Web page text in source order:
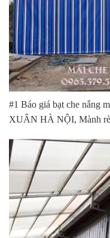
#1 Báo giá bạt che nắng
XUÂN HÀ NỘI, Mành